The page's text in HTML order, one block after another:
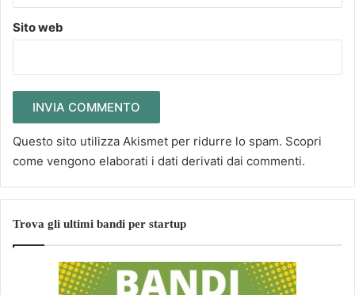
Sito web
Questo sito utilizza Akismet per ridurre lo spam. Scopri
come vengono elaborati i dati derivati dai commenti.
Trova gli ultimi bandi per startup